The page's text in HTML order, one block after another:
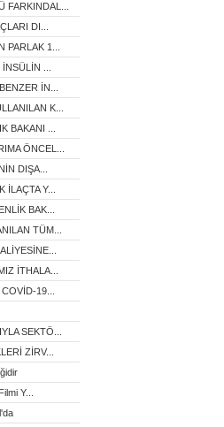
FARKINDAL...
DI...
PARLAK 1...
...
İN...
K...
BAKANI ...
ÖNCEL...
DIŞA...
Y...
BAK...
TÜM...
İTHALA...
19...
SEKTÖ...
ZİRV...
Y...